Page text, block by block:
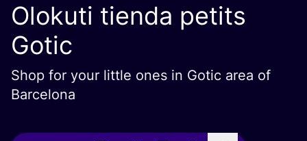
Olokuti tienda petits
Gotic
Shop for your little ones in Gotic area of
Barcelona